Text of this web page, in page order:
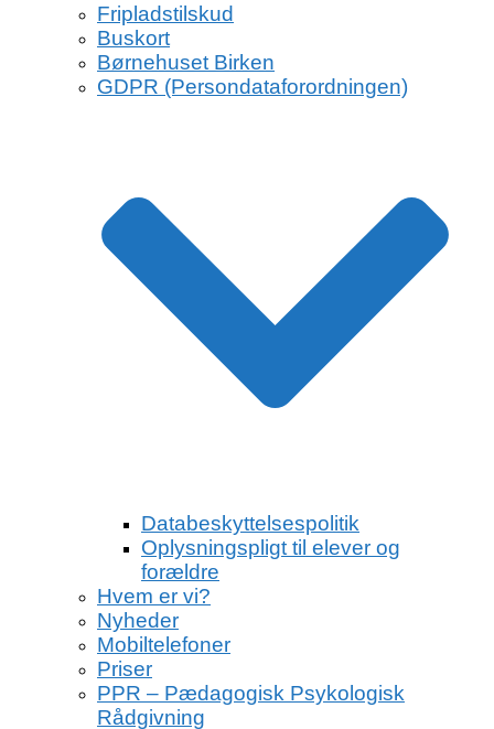
Fripladstilskud
Buskort
Børnehuset Birken
GDPR (Persondataforordningen)
Databeskyttelsespolitik
Oplysningspligt til elever og
forældre
Hvem er vi?
Nyheder
Mobiltelefoner
Priser
PPR – Pædagogisk Psykologisk
Rådgivning